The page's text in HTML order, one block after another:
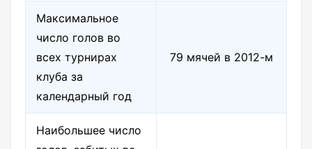
Максимальное
число голов во
всех турнирах
клуба за
календарный год
79 мячей в 2012-м
Наибольшее число